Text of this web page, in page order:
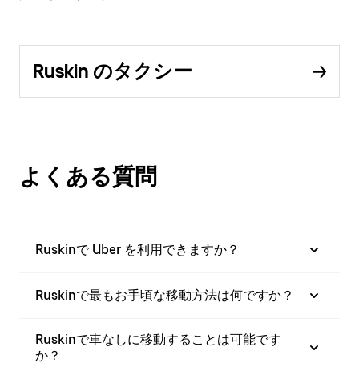
Ruskin のタクシー
よくある質問
Ruskinで Uber を利用できますか？
Ruskinで最もお手頃な移動方法は何ですか？
Ruskinで車なしに移動することは可能です
か？